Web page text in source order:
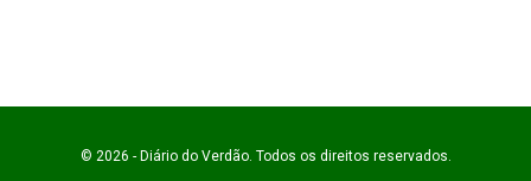
© 2026 - Diário do Verdão. Todos os direitos reservados.